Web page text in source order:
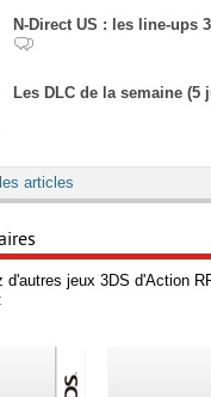
N-Direct US : les line-ups
Les DLC de la semaine (5
articles
d'autres jeux 3DS d'Action